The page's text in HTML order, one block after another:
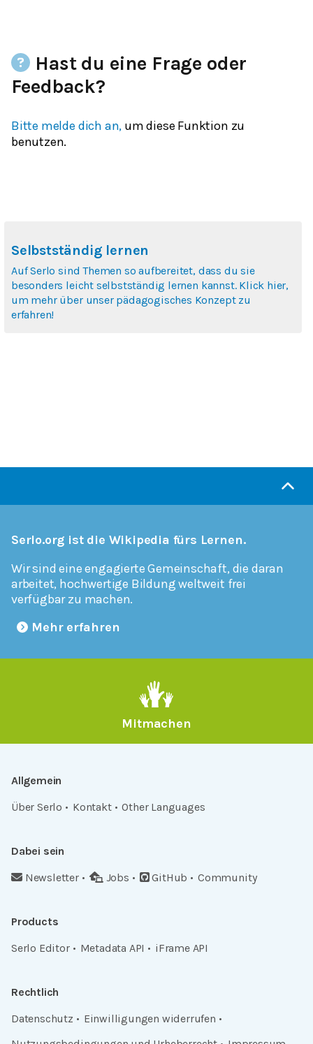
Hast du eine Frage oder
Feedback?
Bitte melde dich an, um diese Funktion zu
benutzen.
Selbstständig lernen
Auf Serlo sind Themen so aufbereitet, dass du sie
besonders leicht selbstständig lernen kannst. Klick hier,
um mehr über unser pädagogisches Konzept zu
erfahren!
Serlo.org ist die Wikipedia fürs Lernen.
Wir sind eine engagierte Gemeinschaft, die daran
arbeitet, hochwertige Bildung weltweit frei
verfügbar zu machen.
Mehr erfahren
Mitmachen
Allgemein
Über Serlo
Kontakt Other Languages
Dabei sein
Newsletter
Jobs GitHub Community
Products
Serlo Editor
Metadata API iFrame API
Rechtlich
Datenschutz
Einwilligungen widerrufen